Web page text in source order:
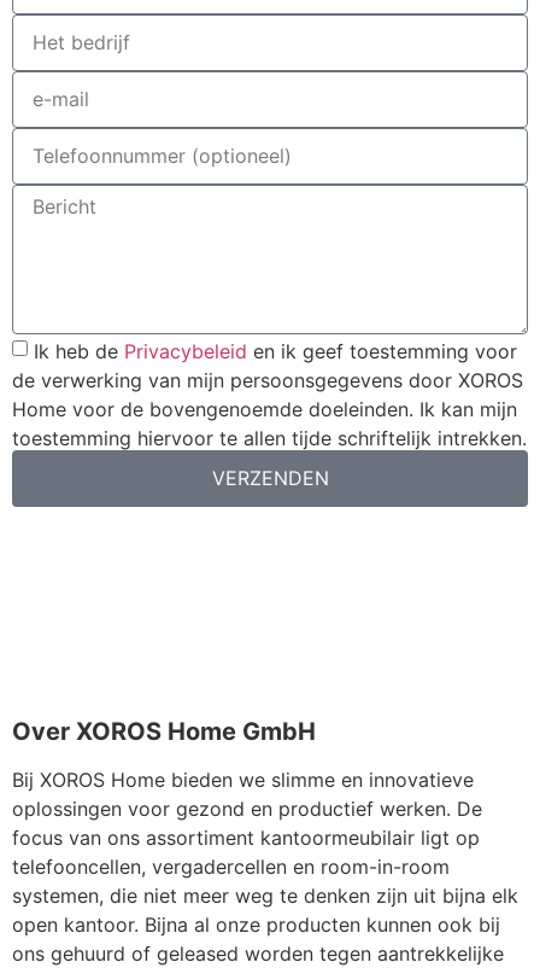
Ik heb de Privacybeleid en ik geef toestemming voor
de verwerking van mijn persoonsgegevens door XOROS
Home voor de bovengenoemde doeleinden. Ik kan mijn
toestemming hiervoor te allen tijde schriftelijk intrekken.
VERZENDEN
Over XOROS Home GmbH
Bij XOROS Home bieden we slimme en innovatieve
oplossingen voor gezond en productief werken. De
focus van ons assortiment kantoormeubilair ligt op
telefooncellen, vergadercellen en room-in-room
systemen, die niet meer weg te denken zijn uit bijna elk
open kantoor. Bijna al onze producten kunnen ook bij
ons gehuurd of geleased worden tegen aantrekkelijke